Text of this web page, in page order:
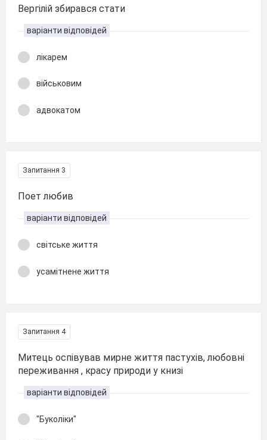
Вергілій збирався стати
варіанти відповідей
лікарем
військовим
адвокатом
Запитання 3
Поет любив
варіанти відповідей
світське життя
усамітнене життя
Запитання 4
Митець оспівував мирне життя пастухів, любовні
переживання , красу природи у книзі
варіанти відповідей
"Буколіки"